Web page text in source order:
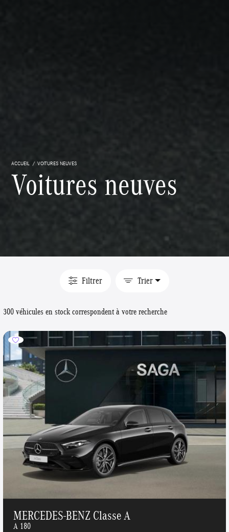
ACCUEIL VOITURES NEUVES
Voitures neuves
Filtrer Trier
300 véhicules en stock correspondent à votre recherche
MERCEDES-BENZ Classe A
A 180